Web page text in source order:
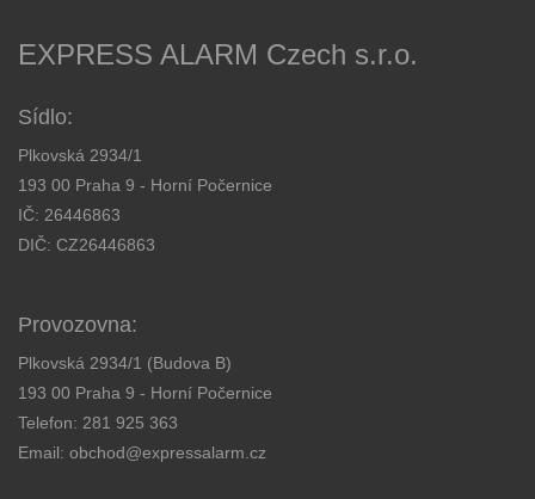
EXPRESS ALARM Czech s.r.o.
Sídlo:
Plkovská 2934/1
193 00 Praha 9 - Horní Počernice
IČ: 26446863
DIČ: CZ26446863
Provozovna:
Plkovská 2934/1 (Budova B)
193 00 Praha 9 - Horní Počernice
Telefon: 281 925 363
Email: obchod@expressalarm.cz